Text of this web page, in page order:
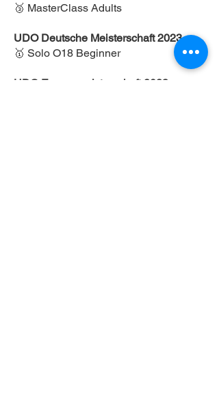
🥉 MasterClass Adults
UDO Deutsche Meisterschaft 2023
🥇 Solo O18 Beginner
UDO Europameisterschaft 2023